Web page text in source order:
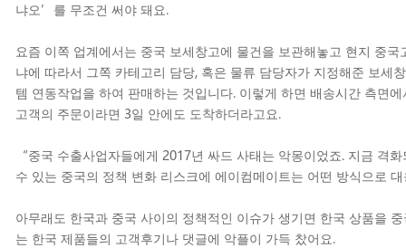
냐오’를 무조건 써야 돼요.
요즘 이쪽 업계에서는 중국 보세창고에 물건을 보관해놓고 현지 중
냐에 따라서 그쪽 카테고리 담당, 혹은 물류 담당자가 지정해준 보세
템 연동작업을 하여 판매하는 것입니다. 이렇게 하면 배송시간 측면
고객의 주문이라면 3일 안에도 도착하더라고요.
“중국 수출사업자들에게 2017년 싸드 사태는 악몽이었죠. 지금 격
수 있는 중국의 정책 변화 리스크에 에이컴메이트는 어떤 방식으로
아무래도 한국과 중국 사이의 정책적인 이슈가 생기면 한국 상품을
는 한국 제품들의 고객후기나 댓글에 악플이 가득 찼어요.